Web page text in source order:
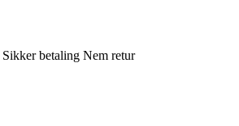
Sikker betaling Nem retur